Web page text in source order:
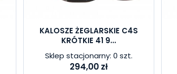
KALOSZE ŻEGLARSKIE C4S
KRÓTKIE 41 9...
Sklep stacjonarny: 0 szt.
294,00 zł